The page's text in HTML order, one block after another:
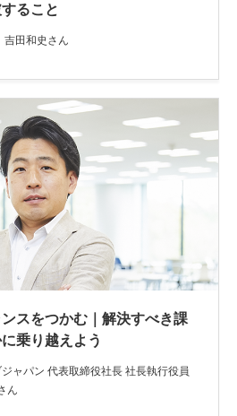
ること
田和史さん
スをつかむ｜解決すべき課
乗り越えよう
ャパン 代表取締役社長 社長執行役員
ん